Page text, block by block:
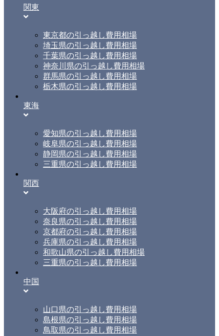
関東
東京都の引っ越し費用相場
埼玉県の引っ越し費用相場
千葉県の引っ越し費用相場
神奈川県の引っ越し費用相場
群馬県の引っ越し費用相場
栃木県の引っ越し費用相場
東海
愛知県の引っ越し費用相場
岐阜県の引っ越し費用相場
静岡県の引っ越し費用相場
三重県の引っ越し費用相場
関西
大阪府の引っ越し費用相場
奈良県の引っ越し費用相場
京都府の引っ越し費用相場
兵庫県の引っ越し費用相場
和歌山県の引っ越し費用相場
三重県の引っ越し費用相場
中国
山口県の引っ越し費用相場
島根県の引っ越し費用相場
鳥取県の引っ越し費用相場